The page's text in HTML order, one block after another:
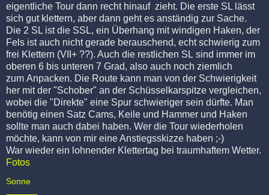
eigentliche Tour dann recht hinauf zieht. Die erste SL lässt
sich gut klettern, aber dann geht es anständig zur Sache.
Die 2 SL ist die SSL, ein Überhang mit windigen Haken, der
Fels ist auch nicht gerade berauschend, echt schwierig zum
frei Klettern (VII+ ??). Auch die restlichen SL sind immer im
oberen 6 bis unteren 7 Grad, also auch noch ziemlich
zum Anpacken. Die Route kann man von der Schwierigkeit
her mit der "Schober" an der Schüsselkarspitze vergleichen,
wobei die "Direkte" eine Spur schwieriger sein dürfte. Man
benötig einen Satz Cams, Keile und Hammer und Haken
sollte man auch dabei haben. Wer die Tour wiederholen
möchte, kann von mir eine Anstiegsskizze haben ;-)
War wieder ein lohnender Klettertag bei traumhaftem Wetter.
Fotos
Sonne